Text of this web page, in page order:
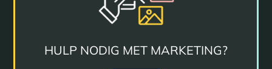
HULP NODIG MET MARKETING?